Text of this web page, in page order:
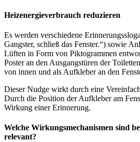
Heizenergieverbrauch reduzieren
Es werden verschiedene
Gangster, schließ das Fenster.“) sowie
Lüften in Form von Piktogrammen
Poster an den Ausgangstüren der
von innen und als Aufkleber an den
Dieser Nudge wirkt durch eine
Durch die Position der Aufkleber am
Wirkung einer Erinnerung.
Welche Wirkungsmechanismen sind
relevant?